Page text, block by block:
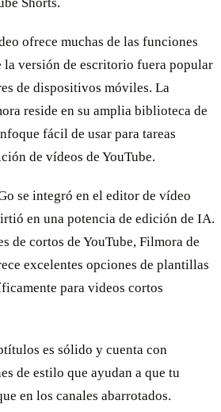
ofrece muchas de las funciones
la versión de escritorio fuera popular
de dispositivos móviles. La
reside en su amplia biblioteca de
fácil de usar para tareas
de vídeos de YouTube.
se integró en el editor de vídeo
en una potencia de edición de IA.
de cortos de YouTube, Filmora de
excelentes opciones de plantillas
para videos cortos
es sólido y cuenta con
de estilo que ayudan a que tu
en los canales abarrotados.